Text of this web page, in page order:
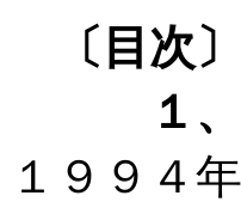
〔目次〕
１、
１９９４